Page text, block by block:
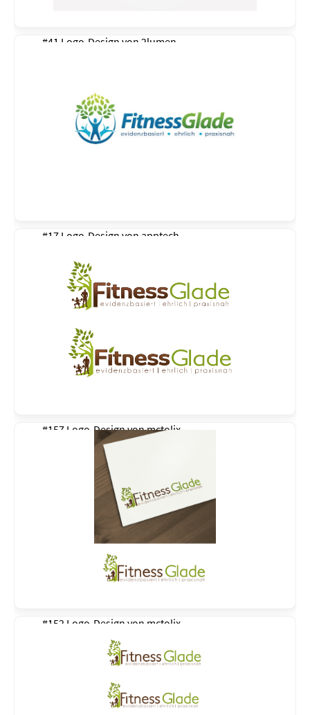
#41 Logo-Design von 2lumen
#17 Logo-Design von apptech
#157 Logo-Design vonmctolix
#152 Logo-Design von mctolix